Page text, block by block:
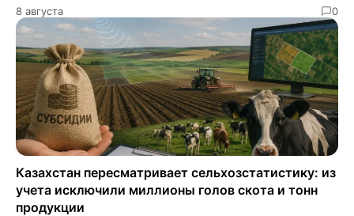
8 августа 0
Казахстан пересматривает сельхозстатистику: из
учета исключили миллионы голов скота и тонн
продукции